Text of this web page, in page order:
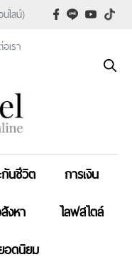
ไลน์)
เรา
นชีวิต
การเงิน
งหา
ไลฟสไตล์
อดนิยม